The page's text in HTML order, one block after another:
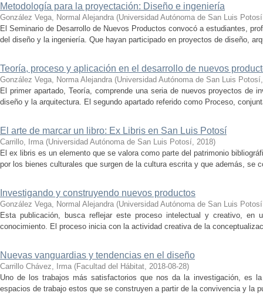
Metodologí­a para la proyectación: Diseño e ingenierí­a
González Vega, Normal Alejandra (Universidad Autónoma de San Luis Potosí­
El Seminario de Desarrollo de Nuevos Productos convocó a estudiantes,
del diseño y la ingenierí­a. Que hayan participado en proyectos de diseño,
Teoría, proceso y aplicación en el desarrollo de nuevos
González Vega, Norma Alejandra (Universidad Autónoma de San Luis Potosí
El primer apartado, Teoría, comprende una seria de nuevos proyectos de
diseño y la arquitectura. El segundo apartado referido como Proceso,
El arte de marcar un libro: Ex Libris en San Luis Potosí
Carrillo, Irma (Universidad Autónoma de San Luis Potosí, 2018)
El ex libris es un elemento que se valora como parte del patrimonio
por los bienes culturales que surgen de la cultura escrita y que además, se
Investigando y construyendo nuevos productos
González Vega, Normal Alejandra (Universidad Autónoma de San Luis Potosí­
Esta publicación, busca reflejar este proceso intelectual y creativo, en
conocimiento. El proceso inicia con la actividad creativa de la
Nuevas vanguardias y tendencias en el diseño
Carrillo Chávez, Irma (Facultad del Hábitat, 2018-08-28)
Uno de los trabajos más satisfactorios que nos da la investigación, es
espacios de trabajo estos que se construyen a partir de la convivencia y la